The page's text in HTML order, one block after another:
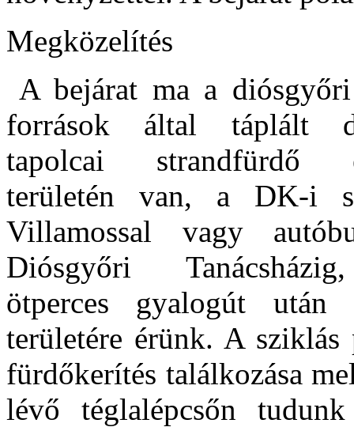
Megközelítés
A bejárat ma a
források által táplált
tapolcai strandfürdő
területén van, a DK-i
Villamossal vagy
Diósgyőri
ötperces gyalogút
területére érünk. A sziklás
fürdőkerítés találkozása
lévő téglalépcsőn